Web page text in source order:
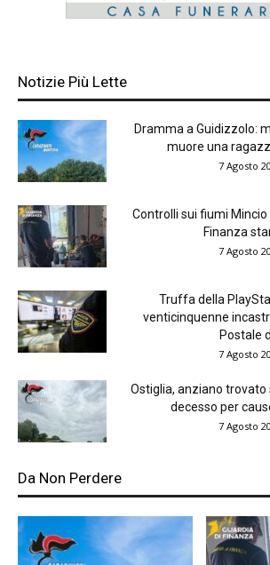
Notizie Più Lette
Dramma a Guidizzolo:
muore una
7 Agosto
Controlli sui fiumi Mincio
Finanza
7 Agosto
Truffa della
venticinquenne
Postale
7 Agosto
Ostiglia, anziano trovato
decesso per
7 Agosto
Da Non Perdere